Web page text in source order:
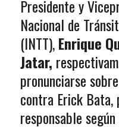
Presidente y
Nacional de
(INTT),Enrique
Jatar,
pronunciarse
contra Erick Bata,
responsable